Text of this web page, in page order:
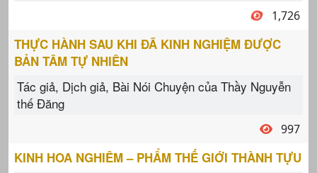
1,726
THỰC HÀNH SAU KHI ĐÃ KINH NGHIỆM ĐƯỢC
BẢN TÂM TỰ NHIÊN
Tác giả, Dịch giả, Bài Nói Chuyện của Thầy Nguyễn
thế Đăng
997
KINH HOA NGHIÊM – PHẨM THẾ GIỚI THÀNH TỰU